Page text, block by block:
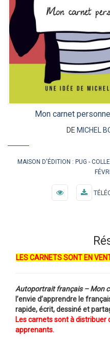
Mon carnet
DE MICHEL
MAISON D'ÉDITION : PUG
LES CARNETS SONT EN
Autoportrait français – Mon
l’envie d’apprendre le
rapide, écrit, dessiné et
Les carnets sont à
apprenants.